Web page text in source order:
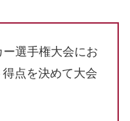
ー選手権大会にお
点を決めて大会